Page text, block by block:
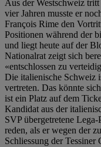
Aus der Westschweiz
vier Jahren musste er
François Rime den
Positionen während der
und liegt heute auf der
Nationalrat zeigt sich
«entschlossen zu
Die italienische Schweiz
vertreten. Das könnte
ist ein Platz auf dem
Kandidat aus der
SVP übergetretene
reden, als er wegen der
Schliessung der